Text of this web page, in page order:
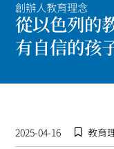
創辦人教育理念
從以色列的
有自信的孩
2025-04-16 教育